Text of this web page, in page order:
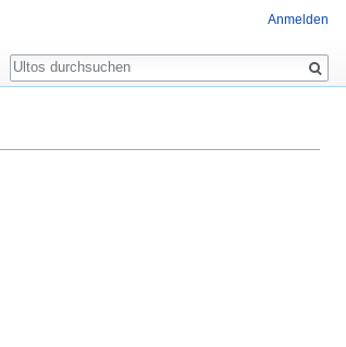
Anmelden
Suche